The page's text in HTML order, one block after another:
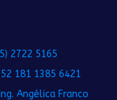
2722 5165
181 1385 6421
Angélica Franco